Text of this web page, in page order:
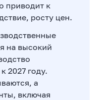
приводит к
росту цен.
на высокий
2027 году.
а
включая